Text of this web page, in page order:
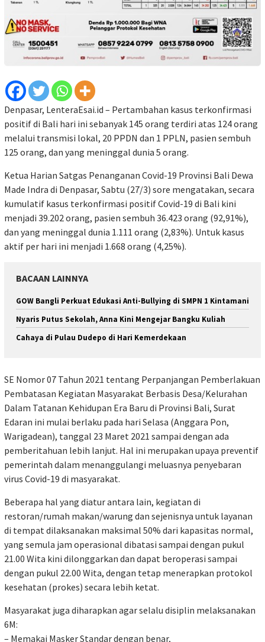
Denpasar, LenteraEsai.id – Pertambahan kasus terkonfirmasi
positif di Bali hari ini sebanyak 145 orang terdiri atas 124 orang
melalui transmisi lokal, 20 PPDN dan 1 PPLN, pasien sembuh
125 orang, dan yang meninggal dunia 5 orang.
Ketua Harian Satgas Penanganan Covid-19 Provinsi Bali Dewa
Made Indra di Denpasar, Sabtu (27/3) sore mengatakan, secara
kumulatif kasus terkonfirmasi positif Covid-19 di Bali kini
menjadi 39.202 orang, pasien sembuh 36.423 orang (92,91%),
dan yang meninggal dunia 1.111 orang (2,83%). Untuk kasus
aktif per hari ini menjadi 1.668 orang (4,25%).
BACAAN LAINNYA
GOW Bangli Perkuat Edukasi Anti-Bullying di SMPN 1 Kintamani
Nyaris Putus Sekolah, Anna Kini Mengejar Bangku Kuliah
Cahaya di Pulau Dudepo di Hari Kemerdekaan
SE Nomor 07 Tahun 2021 tentang Perpanjangan Pemberlakuan
Pembatasan Kegiatan Masyarakat Berbasis Desa/Kelurahan
Dalam Tatanan Kehidupan Era Baru di Provinsi Bali, Surat
Edaran ini mulai berlaku pada hari Selasa (Anggara Pon,
Warigadean), tanggal 23 Maret 2021 sampai dengan ada
pemberitahuan lebih lanjut. Hal ini merupakan upaya preventif
pemerintah dalam menanggulangi meluasnya penyebaran
virus Covid-19 di masyarakat.
Beberapa hal yang diatur antara lain, kegiatan di
restoran/rumah makan/warung dan sejenisnya untuk layanan
di tempat dilaksanakan maksimal 50% dari kapasitas normal,
yang semula jam operasional dibatasi sampai dengan pukul
21.00 Wita kini dilonggarkan dan dapat beroperasi sampai
dengan pukul 22.00 Wita, dengan tetap menerapkan protokol
kesehatan (prokes) secara lebih ketat.
Masyarakat juga diharapkan agar selalu disiplin melaksanakan
6M:
– Memakai Masker Standar dengan benar,